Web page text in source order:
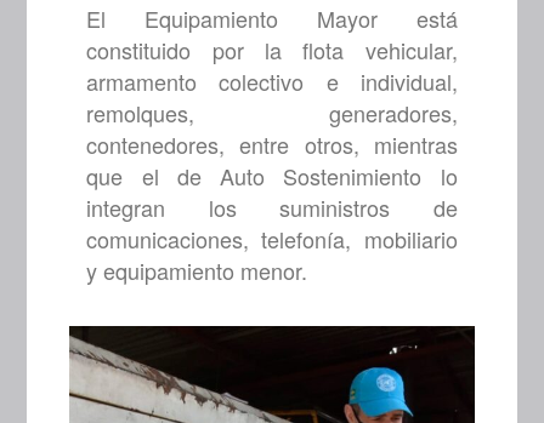
El Equipamiento Mayor está
constituido por la flota vehicular,
armamento colectivo e individual,
remolques, generadores,
contenedores, entre otros, mientras
que el de Auto Sostenimiento lo
integran los suministros de
comunicaciones, telefonía, mobiliario
y equipamiento menor.